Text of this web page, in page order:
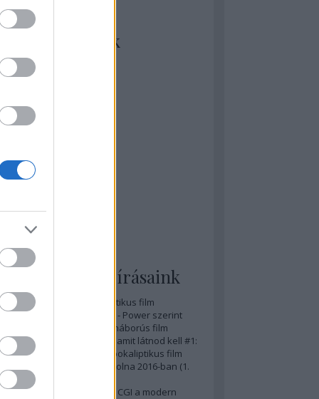
szívesen
nézünk/olvasunk
szerint
Joint
Mánia app
meg az ember!
& Calzone
A legolvasottabb írásaink
A 20 legjobb posztapokaliptikus film
A 15 legjobb időutazós film - Power szerint
A 10 legjobb második világháborús film
50 posztapokaliptikus film, amit látnod kell #1:
A 10 legkreatívabb posztapokaliptikus film
20 film, amit látnod kellett volna 2016-ban (1.
rész)
Ezért néz ki borzasztóan a CGI a modern